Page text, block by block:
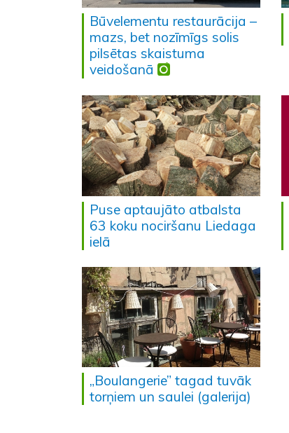
Būvelementu restaurācija –
mazs, bet nozīmīgs solis
pilsētas skaistuma
veidošanā
Puse aptaujāto atbalsta
63 koku nociršanu Liedaga
ielā
„Boulangerie” tagad tuvāk
torņiem un saulei (galerija)